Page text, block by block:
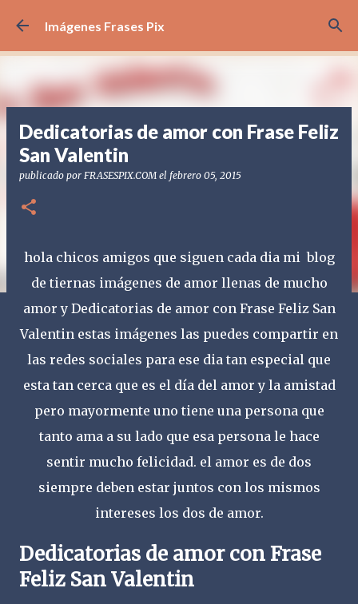
Ir al contenido principal
Imágenes Frases Pix
Dedicatorias de amor con Frase Feliz
San Valentin
publicado por FRASESPIX.COM el febrero 05, 2015
hola chicos amigos que siguen cada dia mi blog
de tiernas imágenes de amor llenas de mucho
amor y Dedicatorias de amor con Frase Feliz San
Valentin estas imágenes las puedes compartir en
las redes sociales para ese dia tan especial que
esta tan cerca que es el día del amor y la amistad
pero mayormente uno tiene una persona que
tanto ama a su lado que esa persona le hace
sentir mucho felicidad. el amor es de dos
siempre deben estar juntos con los mismos
intereses los dos de amor.
Dedicatorias de amor con Frase
Feliz San Valentin